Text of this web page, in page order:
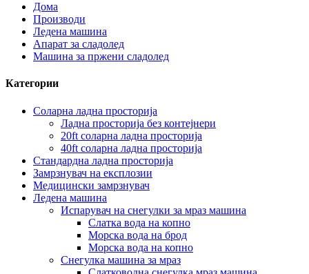
Дома
Производи
Ледена машина
Апарат за сладолед
Машина за пржени сладолед
Категории
Соларна ладна просторија
Ладна просторија без контејнери
20ft соларна ладна просторија
40ft соларна ладна просторија
Стандардна ладна просторија
Замрзнувач на експлозии
Медицински замрзнувач
Ледена машина
Испарувач на снегулки за мраз машина
Слатка вода на копно
Морска вода на брод
Морска вода на копно
Снегулка машина за мраз